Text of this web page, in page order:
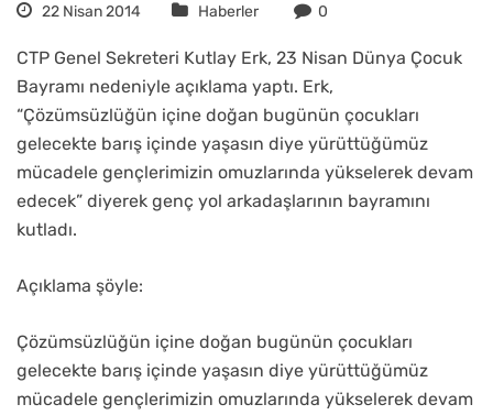
22 Nisan 2014 Haberler 0
CTP Genel Sekreteri Kutlay Erk, 23 Nisan Dünya Çocuk
Bayramı nedeniyle açıklama yaptı. Erk,
“Çözümsüzlüğün içine doğan bugünün çocukları
gelecekte barış içinde yaşasın diye yürüttüğümüz
mücadele gençlerimizin omuzlarında yükselerek devam
edecek” diyerek genç yol arkadaşlarının bayramını
kutladı.
Açıklama şöyle:
Çözümsüzlüğün içine doğan bugünün çocukları
gelecekte barış içinde yaşasın diye yürüttüğümüz
mücadele gençlerimizin omuzlarında yükselerek devam